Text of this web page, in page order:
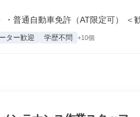
普通自動車免許（AT限定可） ＜歓
ター歓迎 学歴不問 +10個